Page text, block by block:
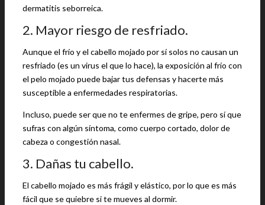
dermatitis seborreica.
2. Mayor riesgo de resfriado.
Aunque el frío y el cabello mojado por sí solos no causan un
resfriado (es un virus el que lo hace), la exposición al frío con
el pelo mojado puede bajar tus defensas y hacerte más
susceptible a enfermedades respiratorias.
Incluso, puede ser que no te enfermes de gripe, pero sí que
sufras con algún síntoma, como cuerpo cortado, dolor de
cabeza o congestión nasal.
3. Dañas tu cabello.
El cabello mojado es más frágil y elástico, por lo que es más
fácil que se quiebre si te mueves al dormir.